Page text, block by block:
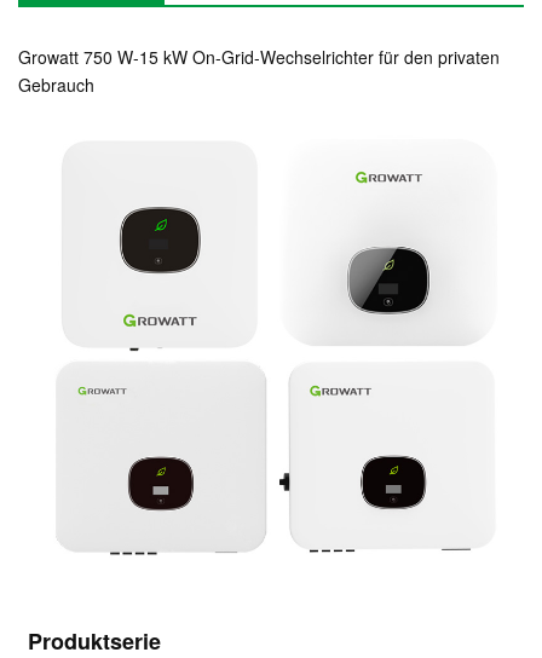
Growatt 750 W-15 kW On-Grid-Wechselrichter für den privaten
Gebrauch
Produktserie